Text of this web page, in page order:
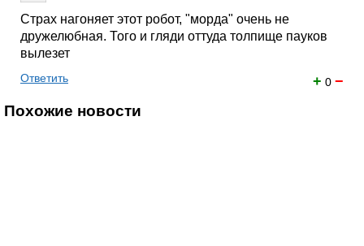
Страх нагоняет этот робот, "морда" очень не
дружелюбная. Того и гляди оттуда толпище пауков
вылезет
+ 0 −
Ответить
Похожие новости